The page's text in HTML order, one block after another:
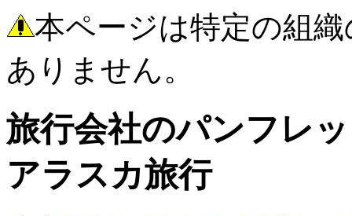
本ページは特定の組
ありません。
旅行会社のパンフレ
アラスカ旅行